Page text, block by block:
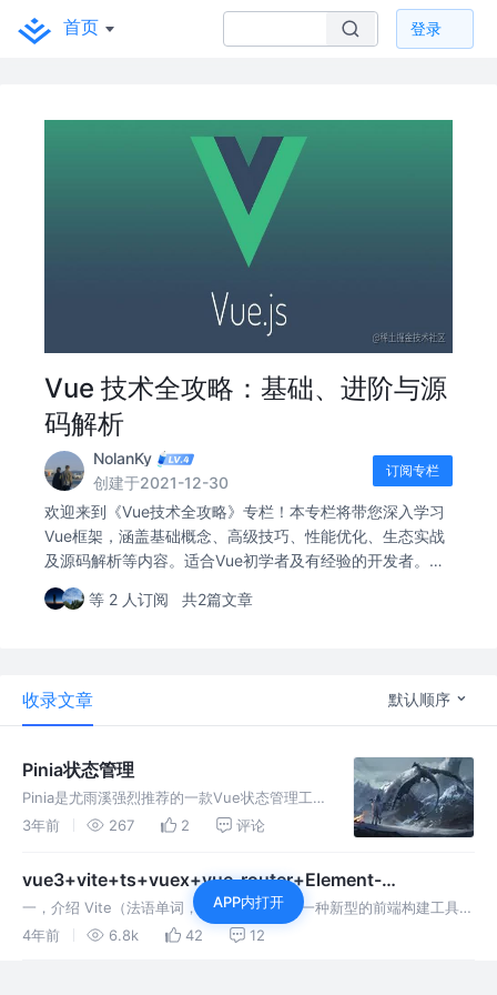
首页 登录
Vue 技术全攻略：基础、进阶与源
码解析
NolanKy
创建于2021-12-30
订阅专栏
欢迎来到《Vue技术全攻略》专栏！本专栏将带您深入学习
Vue框架，涵盖基础概念、高级技巧、性能优化、生态实战
及源码解析等内容。适合Vue初学者及有经验的开发者。订
阅本专栏，一起全面掌握Vue技术栈，提升前端开发能力，
探索Vue的世界！
等 2 人订阅 共2篇文章
收录文章 默认顺序
Pinia状态管理
Pinia是尤雨溪强烈推荐的一款Vue状态管理工
具，也被认为是下一代Vuex的替代产品。即
崇。 优点 pinia没有mutations，只有：sta
3年前 267 2 评论
vue3+vite+ts+vuex+vue-router+Element-
plus+tailwindcss+mock 搭建完整项目
一，介绍 Vite（法语单词，“快” 的意思）是一种新型的前端构建工具
最初是配合 Vue3.0 一起使用的，后来适配了各种前端项目，目前提供
4年前 6.8k 42 12
APP内打开